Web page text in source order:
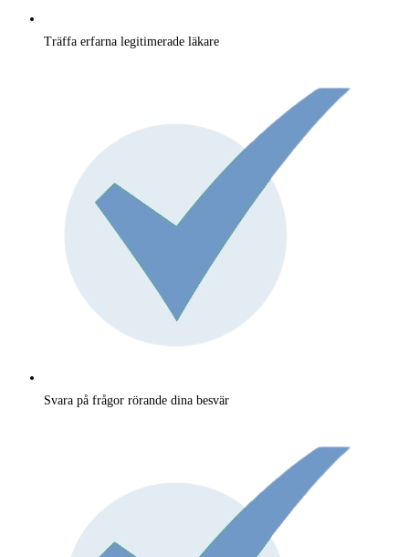
Träffa erfarna legitimerade läkare
Svara på frågor rörande dina besvär